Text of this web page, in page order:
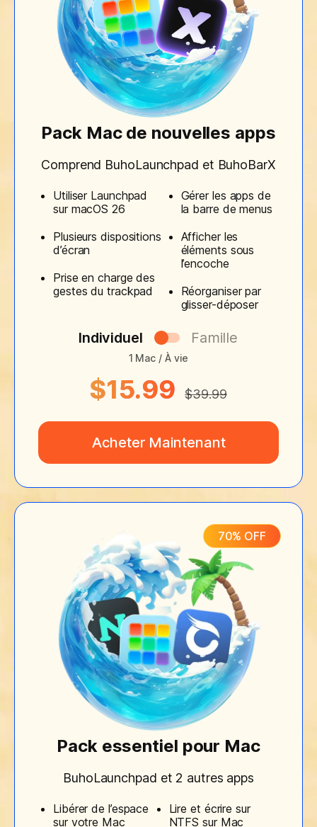
Pack Mac de nouvelles apps
Comprend BuhoLaunchpad et BuhoBarX
Utiliser Launchpad
sur macOS 26
Plusieurs dispositions
d’écran
Prise en charge des
gestes du trackpad
Gérer les apps de
la barre de menus
Afficher les
éléments sous
l’encoche
Réorganiser par
glisser-déposer
Individuel Famille
1 Mac / À vie
$15.99 $39.99
Acheter Maintenant
70% OFF
Pack essentiel pour Mac
BuhoLaunchpad et 2 autres apps
Libérer de l’espace
sur votre Mac
Lire et écrire sur
NTFS sur Mac